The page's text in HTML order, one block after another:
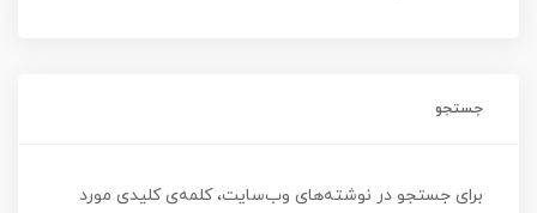
جستجو
برای جستجو در نوشته‌های وب‌سایت، کلمه‌ی کلیدی مورد